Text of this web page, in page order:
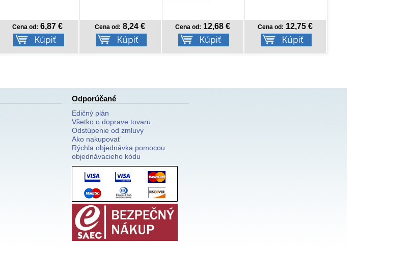
Cena od: 6,87 € Cena od: 8,24 € Cena od: 12,68 € Cena od: 12,75 €
Odporúčané
Edičný plán
Všetko o doprave tovaru
Odstúpenie od zmluvy
Ako nakupovať
Rýchla objednávka pomocou
objednávacieho kódu